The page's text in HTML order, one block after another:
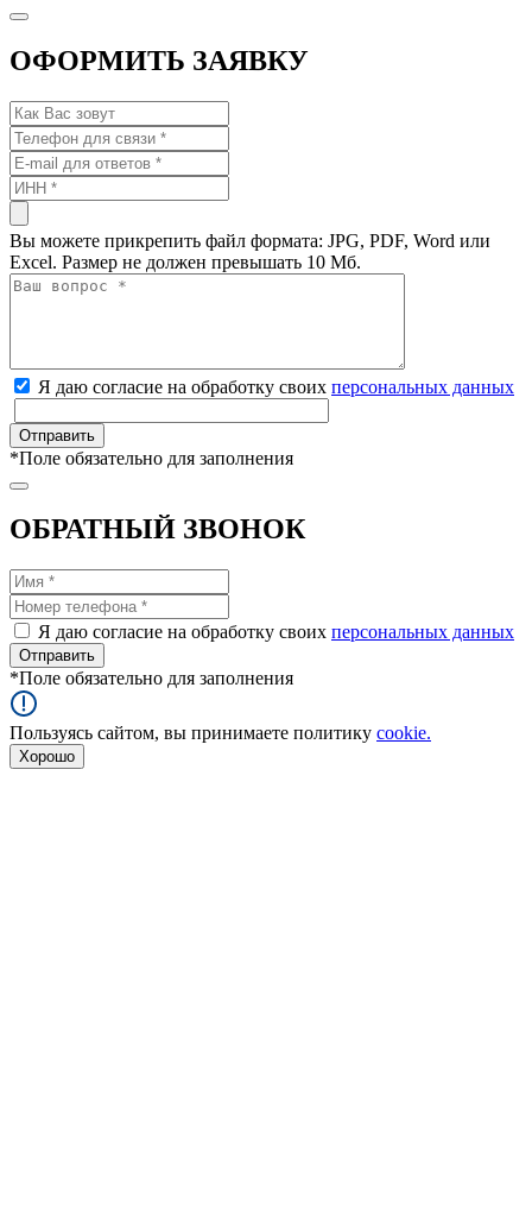
ОФОРМИТЬ ЗАЯВКУ
Вы можете прикрепить файл формата: JPG, PDF, Word или
Excel. Размер не должен превышать 10 Мб.
Я даю согласие на обработку своих персональных данных
*Поле обязательно для заполнения
ОБРАТНЫЙ ЗВОНОК
Я даю согласие на обработку своих персональных данных
*Поле обязательно для заполнения
Пользуясь сайтом, вы принимаете политику cookie.
Хорошо